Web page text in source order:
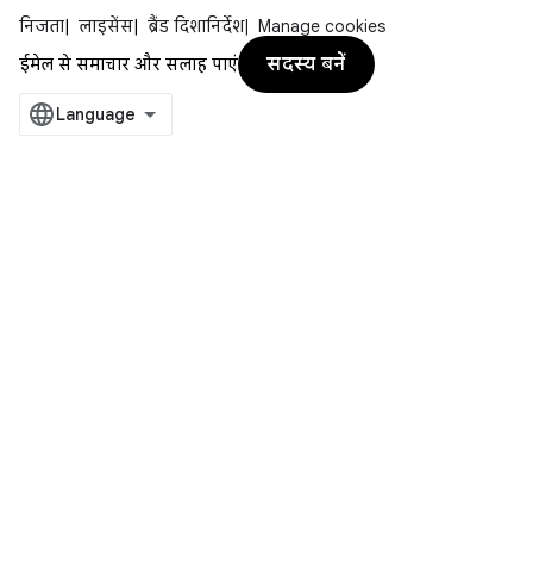
निजता लाइसेंस ब्रैंड दिशानिर्देश
Manage cookies
ईमेल से समाचार और सलाह पाएं
सदस्य बनें